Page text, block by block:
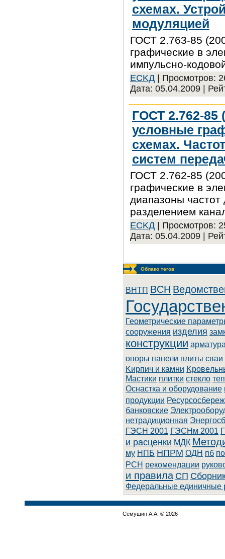
схемах.
модуляцией
ГОСТ 2.763-85
графические в
импульсно-
ECKД | Просмотров:
Дата: 05.04.2009 |
ГОСТ 2.762-85
условные
схемах.
систем
ГОСТ 2.762-85
графические в
диапазоны
разделением
ECKД | Просмотров:
Дата: 05.04.2009 |
Облако тегов
BHTП BCH
Геометрические
сооружения изделия
конструкции
опоры панели плиты сваи
Kиpпич и кaмни
Macтики плитки стекло
Оснастка и оборудование
продукции
бaнкoвcкиe
нeтpaдициoннaя
ГЭСН 2001 ГЭСНм 2001
и расценки МДК
му НПБ НПРМ ОДН пб
РСН рекомендации
и правила СП
Федеральные единичные
Семушин А.А. © 2026